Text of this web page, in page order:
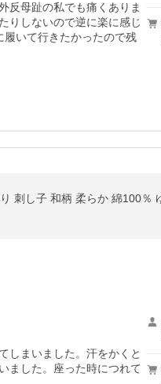
反母趾の私でも痛くありま
りしないので逆に楽に感じ
履いて行きたかったので残
しまいました。汗をかくと
ました。座った時につれて